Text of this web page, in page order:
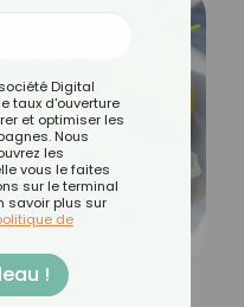
Digital
taux d'ouverture
et optimiser les
Nous
les
vous le faites
sur le terminal
savoir plus sur
de
!